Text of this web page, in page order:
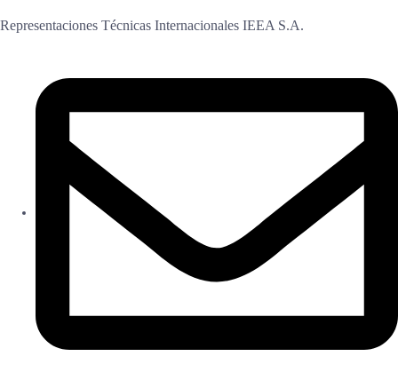
Representaciones Técnicas Internacionales IEEA S.A.